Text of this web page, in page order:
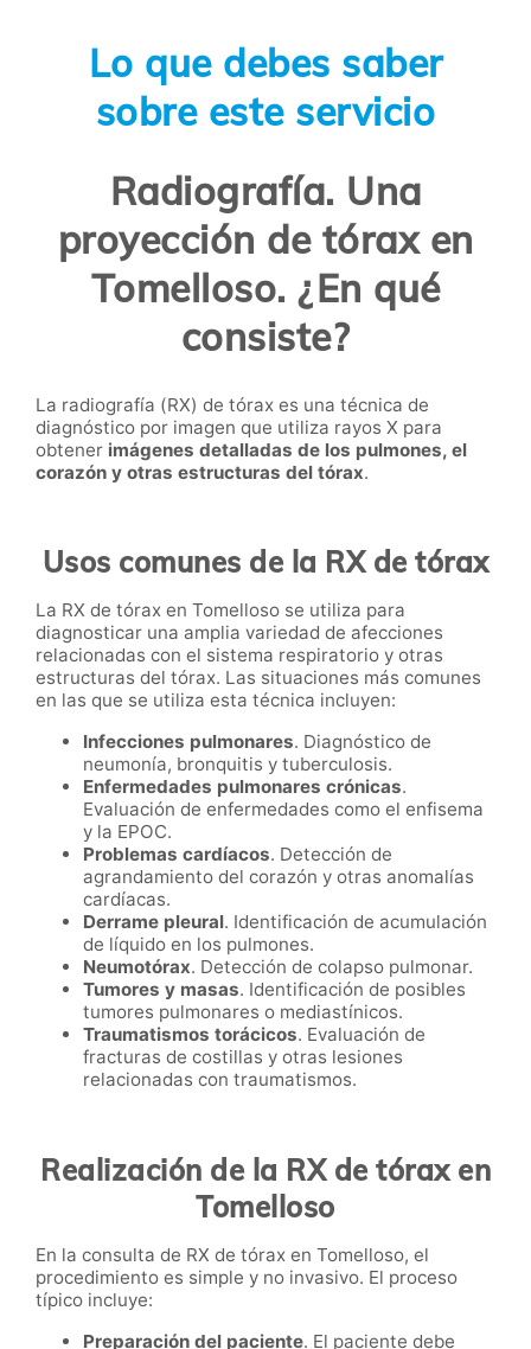
Lo que debes saber
sobre este servicio
Radiografía. Una
proyección de tórax en
Tomelloso. ¿En qué
consiste?
La radiografía (RX) de tórax es una técnica de
diagnóstico por imagen que utiliza rayos X para
obtener imágenes detalladas de los pulmones, el
corazón y otras estructuras del tórax.
Usos comunes de la RX de tórax
La RX de tórax en Tomelloso se utiliza para
diagnosticar una amplia variedad de afecciones
relacionadas con el sistema respiratorio y otras
estructuras del tórax. Las situaciones más comunes
en las que se utiliza esta técnica incluyen:
Infecciones pulmonares. Diagnóstico de
neumonía, bronquitis y tuberculosis.
Enfermedades pulmonares crónicas.
Evaluación de enfermedades como el enfisema
y la EPOC.
Problemas cardíacos. Detección de
agrandamiento del corazón y otras anomalías
cardíacas.
Derrame pleural. Identificación de acumulación
de líquido en los pulmones.
Neumotórax. Detección de colapso pulmonar.
Tumores y masas. Identificación de posibles
tumores pulmonares o mediastínicos.
Traumatismos torácicos. Evaluación de
fracturas de costillas y otras lesiones
relacionadas con traumatismos.
Realización de la RX de tórax en
Tomelloso
En la consulta de RX de tórax en Tomelloso, el
procedimiento es simple y no invasivo. El proceso
típico incluye:
Preparación del paciente. El paciente debe